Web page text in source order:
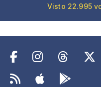
Visto 22.995